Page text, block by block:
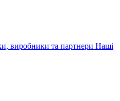
виробники та партнери Наші